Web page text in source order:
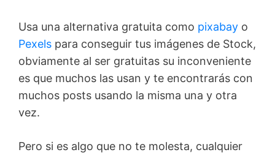
Usa una alternativa gratuita como pixabay o
Pexels para conseguir tus imágenes de Stock,
obviamente al ser gratuitas su inconveniente
es que muchos las usan y te encontrarás con
muchos posts usando la misma una y otra
vez.
Pero si es algo que no te molesta, cualquier